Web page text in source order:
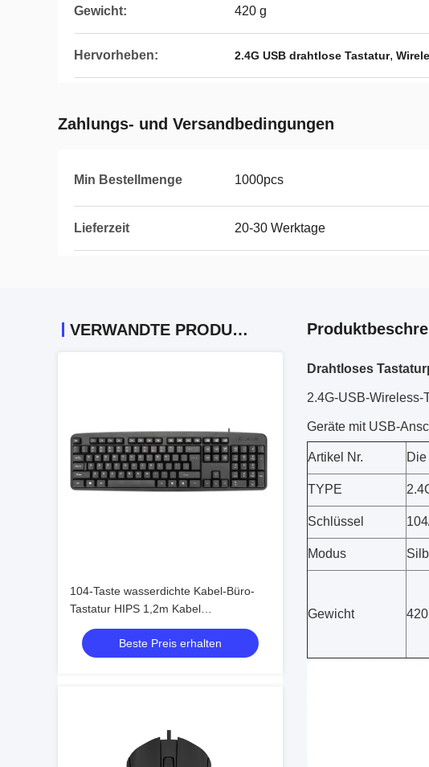
Gewicht: 420 g
Hervorheben: 2.4G USB drahtlose Tastatur,
Zahlungs- und Versandbedingungen
Min Bestellmenge 1000pcs
Lieferzeit 20-30 Werktage
VERWANDTE PRODUKTE
104-Taste wasserdichte Kabel-Büro-
Tastatur HIPS 1,2m Kabel
benutzerdefiniertes Seidenbildschirm
Logo
Beste Preis erhalten
Drahtloses
2.4G-USB-Wireless-
Geräte mit USB-
Artikel Nr.
TYPE
Schlüssel
Modus
Gewicht